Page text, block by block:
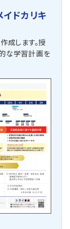
ドカリキ
成します。授
な学習計画を